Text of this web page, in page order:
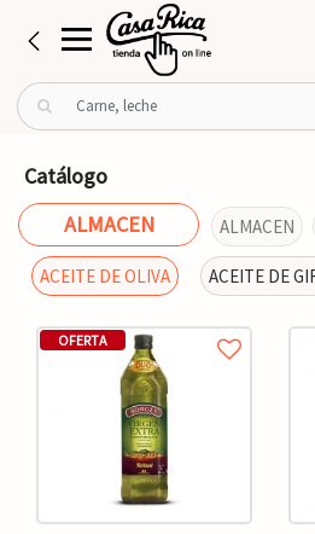
B
u
r
p
Catálogo
ALMACEN
ALMACEN
ACEITE DE OLIVA ACEITE DE
OFERTA